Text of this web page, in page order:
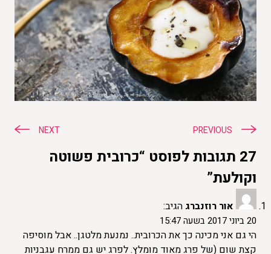
ניווטPREVIOUS
NEXT
27 תגובות לפוסט “כרובית פשוטה
וקולעת”
אור רוזנברג הגיב:
20 ביוני 2017 בשעה 15:47
הי גם אני מכינה כך את הכרובית.. נמנעת מלטגן.. אבל מוסיפה
קצת שום (של פרג מאוד מומלץ. לפרג יש גם ממרח עגבניות